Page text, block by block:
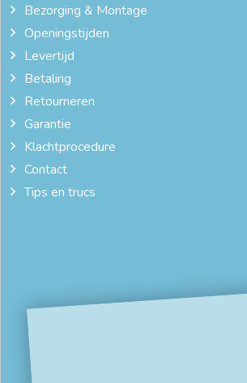
Bezorging & Montage
Openingstijden
Levertijd
Betaling
Retourneren
Garantie
Klachtprocedure
Contact
Tips en trucs